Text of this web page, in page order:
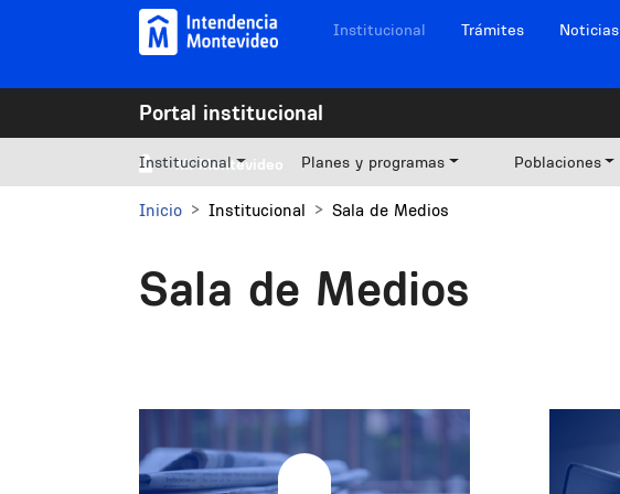
Pasar al contenido principal Navegación sitios
Institucional Trámites Noticias
Portal institucional
Mi Montevideo
Institucional Planes y programas Poblaciones
Inicio Institucional Sala de Medios
Sala de Medios